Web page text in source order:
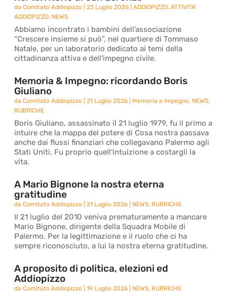
daComitato Addiopizzo |23 Luglio 2026 |ADDIOPIZZO,ATTIVITA'
ADDIOPIZZO, NEWS
Abbiamo incontrato i bambini dell’associazione
“Crescere insieme si può”, nel quartiere di Tommaso
Natale, per un laboratorio dedicato ai temi della
cittadinanza attiva e dell’impegno civile.
Memoria & Impegno: ricordando Boris
Giuliano
daComitato Addiopizzo |21 Luglio 2026 Memoria e Impegno, NEWS,
RUBRICHE
Boris Giuliano, assassinato il 21 luglio 1979, fu il primo a
intuire che la mappa del potere di Cosa nostra passava
anche dai flussi finanziari che collegavano Palermo agli
Stati Uniti. Fu proprio quell’intuizione a costargli la
vita.
A Mario Bignone la nostra eterna
gratitudine
daComitato Addiopizzo |21 Luglio 2026 NEWS, RUBRICHE
Il 21 luglio del 2010 veniva prematuramente a mancare
Mario Bignone, dirigente della Squadra Mobile di
Palermo. Per la legittimazione e il ruolo che ci ha
sempre riconosciuto, a lui la nostra eterna gratitudine.
A proposito di politica, elezioni ed
Addiopizzo
daComitato Addiopizzo |19 Luglio 2026 NEWS, RUBRICHE